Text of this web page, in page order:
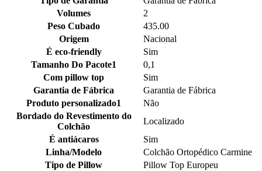
Volumes
2
Peso Cubado
435.00
Origem
Nacional
É eco-friendly
Sim
Tamanho Do Pacote1
0,1
Com pillow top
Sim
Garantia de Fábrica
Garantia de Fábrica
Produto personalizado1
Não
Bordado do Revestimento do
Colchão
Localizado
É antiácaros
Sim
Linha/Modelo
Colchão Ortopédico Carmine
Tipo de Pillow
Pillow Top Europeu